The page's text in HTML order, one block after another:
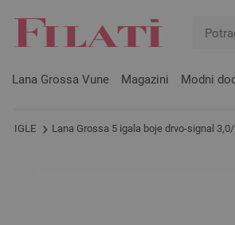
Lana Grossa Vune Magazini Modni
IGLE Lana Grossa 5 igala boje drvo-signal